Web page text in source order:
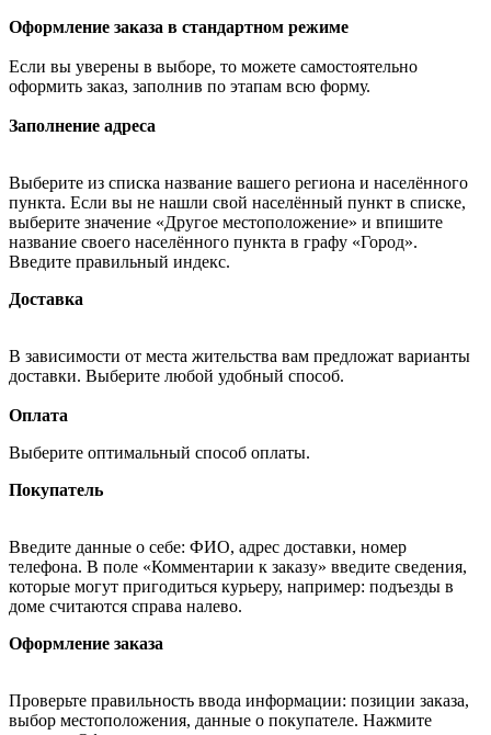
Оформление заказа в стандартном режиме
Если вы уверены в выборе, то можете самостоятельно
оформить заказ, заполнив по этапам всю форму.
Заполнение адреса
Выберите из списка название вашего региона и населённого
пункта. Если вы не нашли свой населённый пункт в списке,
выберите значение «Другое местоположение» и впишите
название своего населённого пункта в графу «Город».
Введите правильный индекс.
Доставка
В зависимости от места жительства вам предложат варианты
доставки. Выберите любой удобный способ.
Оплата
Выберите оптимальный способ оплаты.
Покупатель
Введите данные о себе: ФИО, адрес доставки, номер
телефона. В поле «Комментарии к заказу» введите сведения,
которые могут пригодиться курьеру, например: подъезды в
доме считаются справа налево.
Оформление заказа
Проверьте правильность ввода информации: позиции заказа,
выбор местоположения, данные о покупателе. Нажмите